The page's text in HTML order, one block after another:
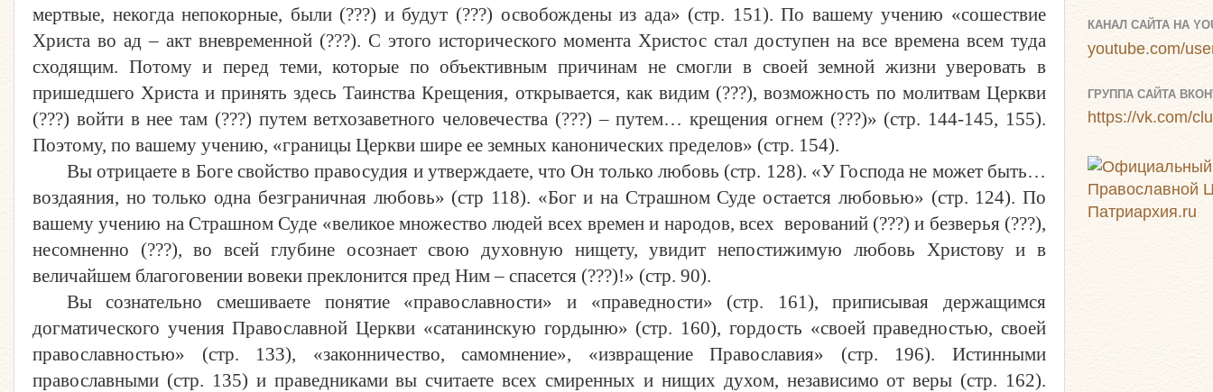
мертвые, некогда непокорные, были (???) и будут (???) освобождены из ада» (стр. 151). По вашему учению «сошествие
Христа во ад – акт вневременной (???). С этого исторического момента Христос стал доступен на все времена всем туда
сходящим. Потому и перед теми, которые по объективным причинам не смогли в своей земной жизни уверовать в
пришедшего Христа и принять здесь Таинства Крещения, открывается, как видим (???), возможность по молитвам Церкви
(???) войти в нее там (???) путем ветхозаветного человечества (???) – путем… крещения огнем (???)» (стр. 144-145, 155).
Поэтому, по вашему учению, «границы Церкви шире ее земных канонических пределов» (стр. 154).
Вы отрицаете в Боге свойство правосудия и утверждаете, что Он только любовь (стр. 128). «У Господа не может быть…
воздаяния, но только одна безграничная любовь» (стр 118). «Бог и на Страшном Суде остается любовью» (стр. 124). По
вашему учению на Страшном Суде «великое множество людей всех времен и народов, всех верований (???) и безверья (???),
несомненно (???), во всей глубине осознает свою духовную нищету, увидит непостижимую любовь Христову и в
величайшем благоговении вовеки преклонится пред Ним – спасется (???)!» (стр. 90).
Вы сознательно смешиваете понятие «православности» и «праведности» (стр. 161), приписывая держащимся
догматического учения Православной Церкви «сатанинскую гордыню» (стр. 160), гордость «своей праведностью, своей
православностью» (стр. 133), «законничество, самомнение», «извращение Православия» (стр. 196). Истинными
православными (стр. 135) и праведниками вы считаете всех смиренных и нищих духом, независимо от веры (стр. 162).
КАНАЛ САЙТА НА
youtube.com/
ГРУППА САЙТА
https://vk.com/